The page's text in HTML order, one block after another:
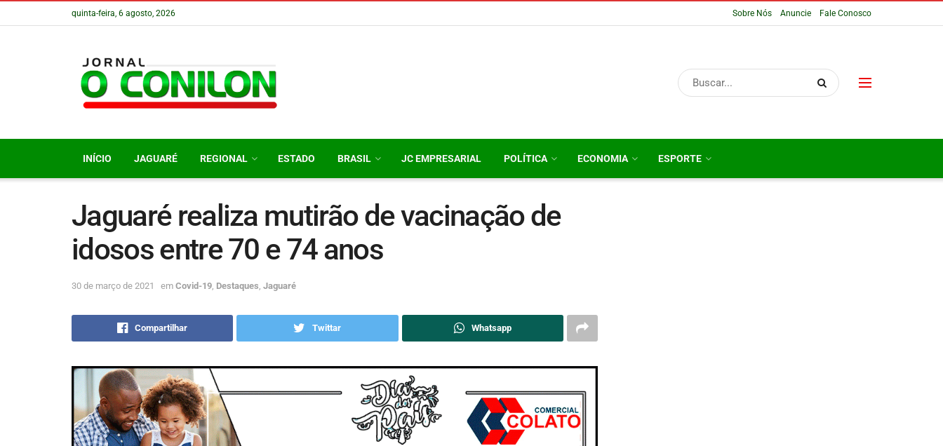
quinta-feira, 6 agosto, 2026 Sobre Nós Anuncie Fale Conosco
INÍCIO JAGUARÉ REGIONAL ESTADO BRASIL JC EMPRESARIAL POLÍTICA ECONOMIA ESPORTE
Jaguaré realiza mutirão de vacinação de
idosos entre 70 e 74 anos
30 de março de 2021 em Covid-19 Destaques Jaguaré
Compartilhar Twittar Whatsapp